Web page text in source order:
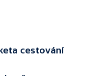
cestování